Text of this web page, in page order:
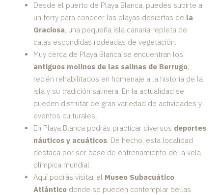
Desde el puerto de Playa Blanca, puedes subirte a
un ferry para conocer las playas desiertas de la
Graciosa, una pequeña isla canaria repleta de
calas escondidas rodeadas de vegetación.
Muy cerca de Playa Blanca se encuentran los
antiguos molinos de las salinas de Berrugo,
recién rehabilitados en homenaje a la historia de la
isla y su tradición salinera. En la actualidad se
pueden disfrutar de gran variedad de actividades y
eventos culturales.
En Playa Blanca podrás practicar diversos deportes
náuticos y acuáticos. De hecho, esta localidad
destaca por ser base de entrenamiento de la vela
olímpica mundial.
Aquí podrás visitar el Museo Subacuático
Atlántico donde se pueden contemplar bellas